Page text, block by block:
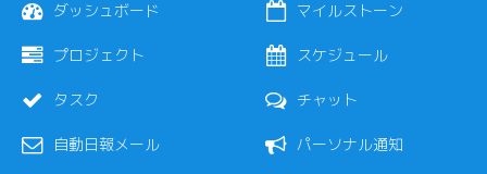
ダッシュボード
プロジェクト
タスク
自動日報メール
マイルストーン
スケジュール
チャット
パーソナル通知